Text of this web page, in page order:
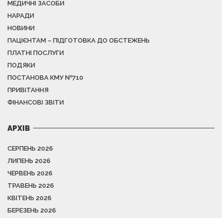
МЕДИЧНІ ЗАСОБИ
НАРАДИ
НОВИНИ
ПАЦІЄНТАМ – ПІДГОТОВКА ДО ОБСТЕЖЕНЬ
ПЛАТНІ ПОСЛУГИ
ПОДЯКИ
ПОСТАНОВА КМУ №710
ПРИВІТАННЯ
ФІНАНСОВІ ЗВІТИ
АРХІВ
СЕРПЕНЬ 2026
ЛИПЕНЬ 2026
ЧЕРВЕНЬ 2026
ТРАВЕНЬ 2026
КВІТЕНЬ 2026
БЕРЕЗЕНЬ 2026